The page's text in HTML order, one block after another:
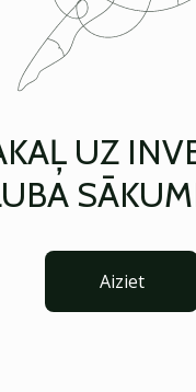
UZ
Aiziet